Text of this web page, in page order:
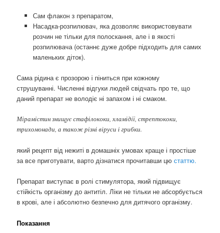
Сам флакон з препаратом,
Насадка-розпилювач, яка дозволяє використовувати
розчин не тільки для полоскання, але і в якості
розпилювача (останнє дуже добре підходить для самих
маленьких діток).
Сама рідина є прозорою і піниться при кожному
струшуванні. Численні відгуки людей свідчать про те, що
даний препарат не володіє ні запахом і ні смаком.
Мірамістин знищує стафілококи, хламідії, стрептококи,
трихомонади, а також різні віруси і грибки.
який рецепт від нежиті в домашніх умовах краще і простіше
за все приготувати, варто дізнатися прочитавши цюстаттю.
Препарат виступає в ролі стимулятора, який підвищує
стійкість організму до антитіл. Ліки не тільки не абсорбується
в крові, але і абсолютно безпечно для дитячого організму.
Показання